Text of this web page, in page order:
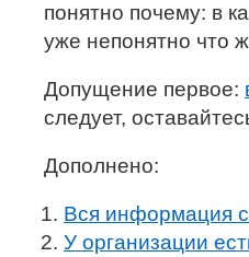
понятно почему: в
уже непонятно что
Допущение первое:
следует,
Дополнено:
Вся информация
У организации